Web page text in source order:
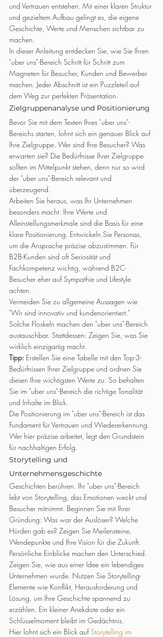
und Vertrauen entstehen. Mit einer klaren Struktur
und gezieltem Aufbau gelingt es, die eigene
Geschichte, Werte und Menschen sichtbar zu
machen.
In dieser Anleitung entdecken Sie, wie Sie Ihren
"uber uns"-Bereich Schritt für Schritt zum
Magneten für Besucher, Kunden und Bewerber
machen. Jeder Abschnitt ist ein Puzzleteil auf
dem Weg zur perfekten Präsentation.
Zielgruppenanalyse und Positionierung
Bevor Sie mit dem Texten Ihres "uber uns"-
Bereichs starten, lohnt sich ein genauer Blick auf
Ihre Zielgruppe. Wer sind Ihre Besucher? Was
erwarten sie? Die Bedürfnisse Ihrer Zielgruppe
sollten im Mittelpunkt stehen, denn nur so wird
der "uber uns"-Bereich relevant und
überzeugend.
Arbeiten Sie heraus, was Ihr Unternehmen
besonders macht. Ihre Werte und
Alleinstellungsmerkmale sind die Basis für eine
klare Positionierung. Entwickeln Sie Personas,
um die Ansprache präzise abzustimmen. Für
B2B-Kunden sind oft Seriosität und
Fachkompetenz wichtig, während B2C-
Besucher eher auf Sympathie und Lifestyle
achten.
Vermeiden Sie zu allgemeine Aussagen wie
"Wir sind innovativ und kundenorientiert."
Solche Floskeln machen den "uber uns"-Bereich
austauschbar. Stattdessen: Zeigen Sie, was Sie
wirklich einzigartig macht.
Tipp: Erstellen Sie eine Tabelle mit den Top-3-
Bedürfnissen Ihrer Zielgruppe und ordnen Sie
diesen Ihre wichtigsten Werte zu. So behalten
Sie im "uber uns"-Bereich die richtige Tonalität
und Inhalte im Blick.
Die Positionierung im "uber uns"-Bereich ist das
Fundament für Vertrauen und Wiedererkennung.
Wer hier präzise arbeitet, legt den Grundstein
für nachhaltigen Erfolg.
Storytelling und
Unternehmensgeschichte
Geschichten berühren. Ihr "uber uns"-Bereich
lebt von Storytelling, das Emotionen weckt und
Besucher mitnimmt. Beginnen Sie mit Ihrer
Gründung: Was war der Auslöser? Welche
Hürden gab es? Zeigen Sie Meilensteine,
Wendepunkte und Ihre Vision für die Zukunft.
Persönliche Einblicke machen den Unterschied.
Zeigen Sie, wie aus einer Idee ein lebendiges
Unternehmen wurde. Nutzen Sie Storytelling-
Elemente wie Konflikt, Herausforderung und
Lösung, um Ihre Geschichte spannend zu
erzählen. Ein kleiner Anekdote oder ein
Schlüsselmoment bleibt im Gedächtnis.
Hier lohnt sich ein Blick auf Storytelling im